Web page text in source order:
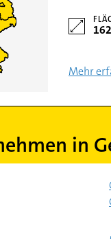
Mehr
in